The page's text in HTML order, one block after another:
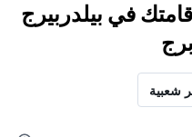
في بيلدربيرج
شعبية